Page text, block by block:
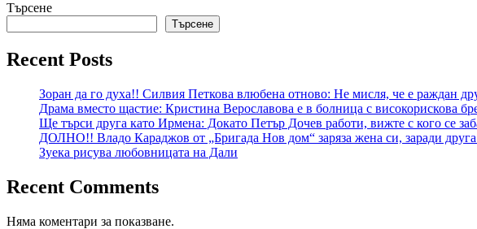
Търсене
Търсене
Recent Posts
Зоран да го духа!! Силвия Петкова влюбена отново: Не мисля, че е раждан
Драма вместо щастие: Кристина Верославова е в болница с високорискова
Ще търси друга като Ирмена: Докато Петър Дочев работи, вижте с кого се
ДОЛНО!! Владо Караджов от „Бригада Нов дом“ заряза жена си, заради
Зуека рисува любовницата на Дали
Recent Comments
Няма коментари за показване.